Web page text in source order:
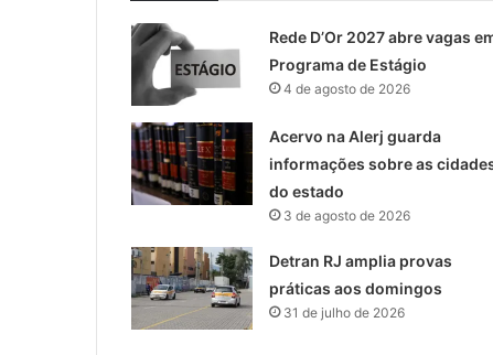
Rede D’Or 2027 abre vagas
Programa de Estágio
4 de agosto de 2026
Acervo na Alerj guarda
informações sobre as
do estado
3 de agosto de 2026
Detran RJ amplia provas
práticas aos domingos
31 de julho de 2026